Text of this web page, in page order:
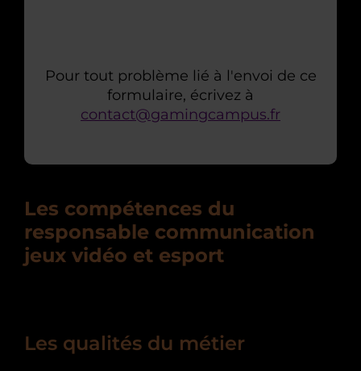
Pour tout problème lié à l'envoi de ce
formulaire, écrivez à
contact@gamingcampus.fr
Les compétences du
responsable communication
jeux vidéo et esport
Les qualités du métier